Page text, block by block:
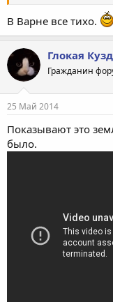
В Варне все тихо.
Глокая
Гражданин
25 Май 2014
Показывают это
было.